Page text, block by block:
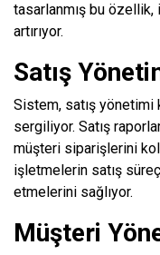
tasarlanmış bu özellik,
artırıyor.
Satış
Sistem, satış yönetimi
sergiliyor. Satış
müşteri siparişlerini
işletmelerin satış
etmelerini sağlıyor.
Müşteri